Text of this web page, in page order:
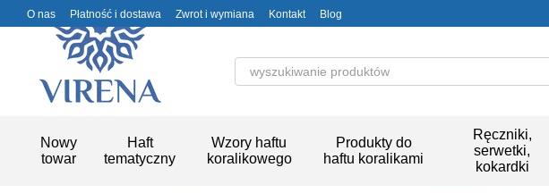
Przejdź do głównej treści
O nas Płatność i dostawa Zwrot i wymiana Kontakt Blog
Nowy
towar
Haft
tematyczny
Wzory haftu
koralikowego
Produkty do
haftu koralikami
Ręczniki,
serwetki,
kokardki